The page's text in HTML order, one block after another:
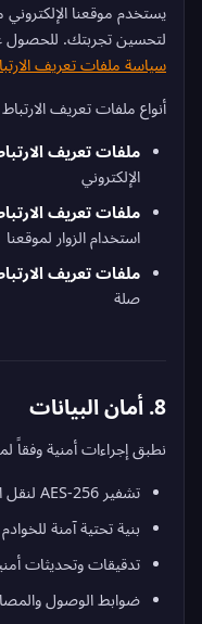
يستخدم موقعنا
لتحسين تجربتك. للحصول
سياسة ملفات تعريف
أنواع ملفات تعريف
ملفات تعريف
الإلكتروني
ملفات تعريف
استخدام الزوار لموقعنا
ملفات تعريف
صلة
8. أمان البيانات
نطبق إجراءات أمنية وفقاً
تشفير AES-256 لنقل البيانات
بنية تحتية آمنة للخوادم
تدقيقات وتحديثات
ضوابط الوصول